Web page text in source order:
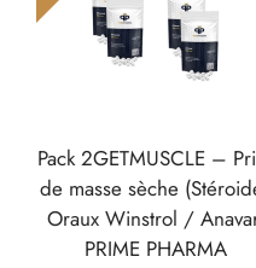
Pack 2GETMUSCLE –
de masse sèche
Oraux Winstrol /
PRIME PHARMA